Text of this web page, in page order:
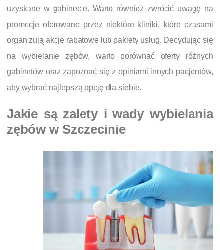
uzyskane w gabinecie. Warto również zwrócić uwagę na
promocje oferowane przez niektóre kliniki, które czasami
organizują akcje rabatowe lub pakiety usług. Decydując się
na wybielanie zębów, warto porównać oferty różnych
gabinetów oraz zapoznać się z opiniami innych pacjentów,
aby wybrać najlepszą opcję dla siebie.
Jakie są zalety i wady wybielania
zębów w Szczecinie